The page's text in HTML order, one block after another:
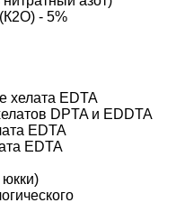
- 5%
хелата EDTA
DPTA и EDDTA
EDTA
EDTA